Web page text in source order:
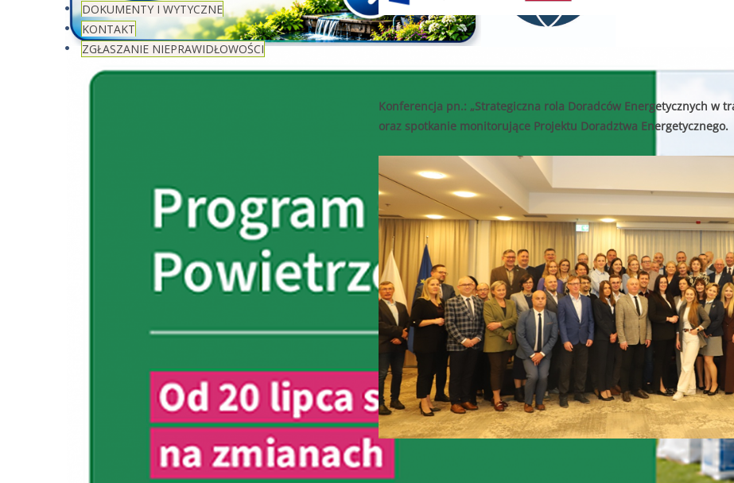
Konferencja pn.: „Strategiczna rola Doradców Energetycznych w
oraz spotkanie monitorujące Projektu Doradztwa Energetycznego.
DOKUMENTY I WYTYCZNE
KONTAKT
ZGŁASZANIE NIEPRAWIDŁOWOŚCI